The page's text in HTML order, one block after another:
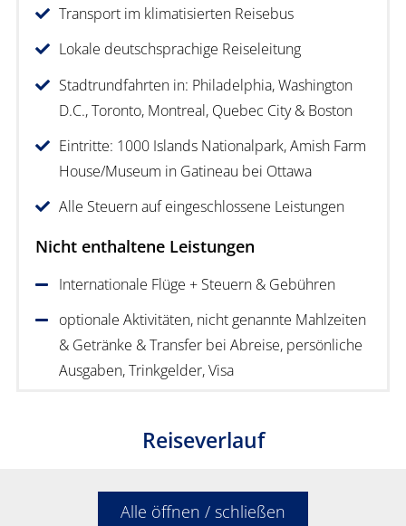
Transport im klimatisierten Reisebus
Lokale deutschsprachige Reiseleitung
Stadtrundfahrten in: Philadelphia, Washington
D.C., Toronto, Montreal, Quebec City & Boston
Eintritte: 1000 Islands Nationalpark, Amish Farm
House/Museum in Gatineau bei Ottawa
Alle Steuern auf eingeschlossene Leistungen
Nicht enthaltene Leistungen
Internationale Flüge + Steuern & Gebühren
optionale Aktivitäten, nicht genannte Mahlzeiten
& Getränke & Transfer bei Abreise, persönliche
Ausgaben, Trinkgelder, Visa
Reiseverlauf
Alle öffnen / schließen